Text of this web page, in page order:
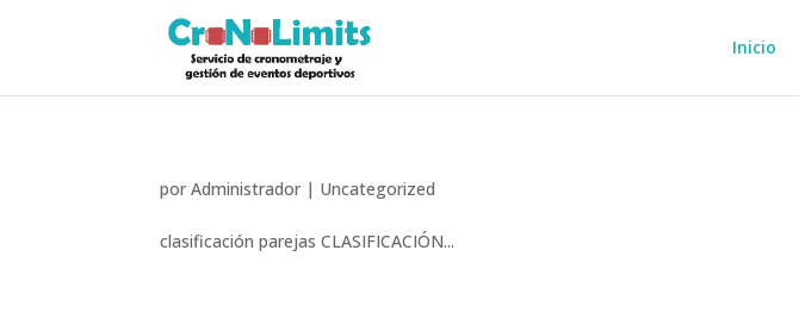
Inicio
porAdministrador | Uncategorized
clasificación parejas CLASIFICACIÓN...